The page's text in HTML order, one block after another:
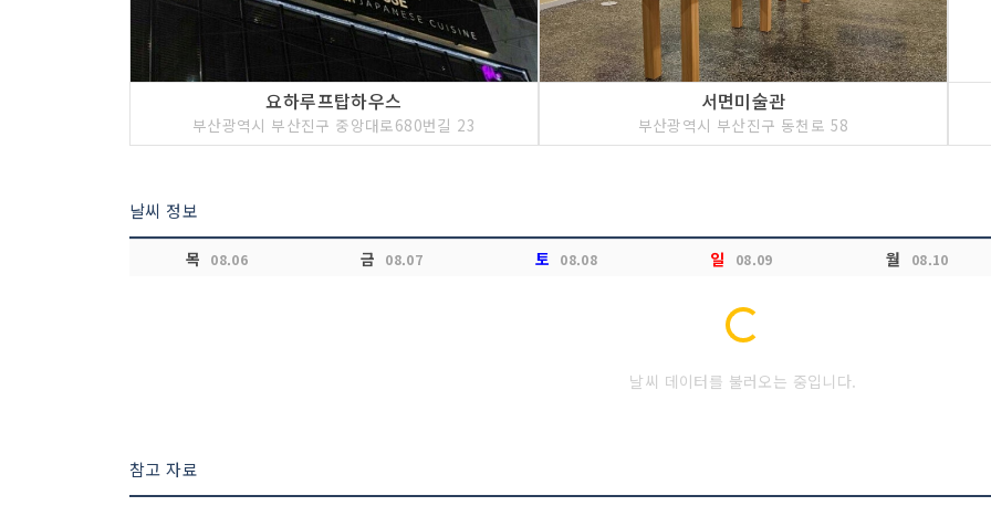
요하루프탑하우스
부산광역시 부산진구 중앙대로680번길 23
서면미술관
부산광역시 부산진구 동천로 58
날씨 정보
목 08.06 금 08.07 토 08.08 일 08.09 월 08.10
Loading...
날씨 데이터를 불러오는 중입니다.
참고 자료